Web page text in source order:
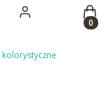
kolorystyczne